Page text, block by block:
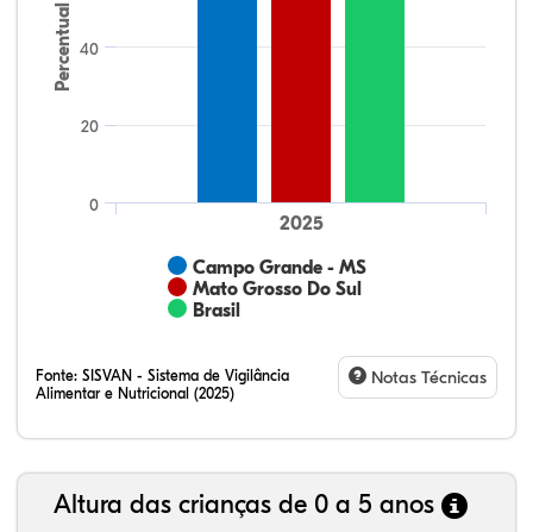
Percentual
Campo Grande - MS
Mato Grosso Do Sul
Brasil
2025
0
20
40
Fonte: SISVAN - Sistema de Vigilância
Alimentar e Nutricional (2025)
Notas Técnicas
Altura das crianças de 0 a 5 anos